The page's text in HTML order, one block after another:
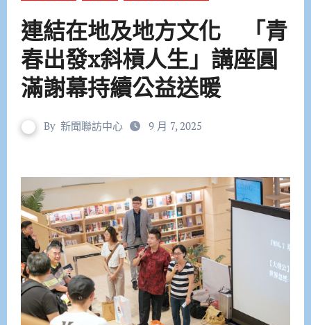
連結在地及地方文化 「青
春出發x斜槓人生」講座圓
滿謝幕持續公益送暖
By 新聞聯訪中心 9 月 7, 2025